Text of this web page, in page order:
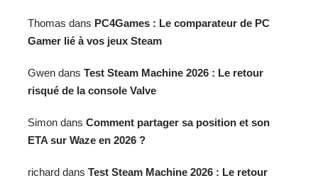
Thomas dans PC4Games : Le comparateur de PC
Gamer lié à vos jeux Steam
Gwen dans Test Steam Machine 2026 : Le retour
risqué de la console Valve
Simon dans Comment partager sa position et son
ETA sur Waze en 2026 ?
richard dans Test Steam Machine 2026 : Le retour